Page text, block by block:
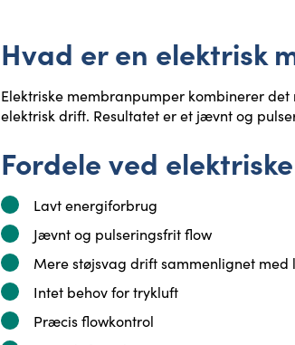
Hvad er en elektrisk
Elektriske membranpumper kombinerer
elektrisk drift. Resultatet er et jævnt og
Fordele ved
Lavt energiforbrug
Jævnt og pulseringsfrit flow
Mere støjsvag drift sammenlignet
Intet behov for trykluft
Præcis flowkontrol